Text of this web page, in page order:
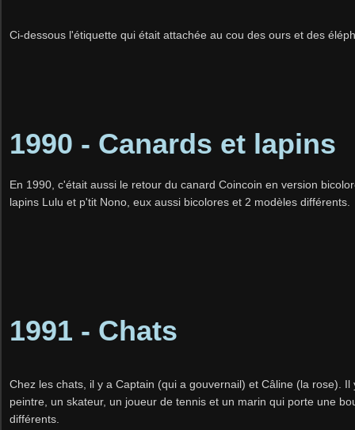
Ci-dessous l'étiquette qui était attachée au cou des ours et des
1990 - Canards et lapins
En 1990, c'était aussi le retour du canard Coincoin en version
lapins Lulu et p'tit Nono, eux aussi bicolores et 2 modèles différents.
1991 - Chats
Chez les chats, il y a Captain (qui a gouvernail) et Câline (la rose).
peintre, un skateur, un joueur de tennis et un marin qui porte une
différents.